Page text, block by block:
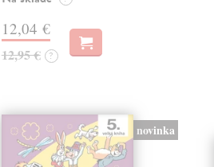
12,04 €
12,95 € ?
novinka